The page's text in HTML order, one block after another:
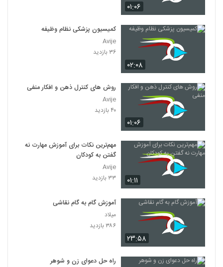
۰۱:۰۶
۰۲:۰۸
کمیسیون پزشکی نظام وظیفه
Avije
۳۶ بازدید
۰۱:۰۶
روش های کنترل ذهن و افکار منفی
Avije
۴۰ بازدید
۰۱:۱۱
مهم‌ترین نکات برای آموزش مهارت نه
گفتن به کودکان
Avije
۳۳ بازدید
۲۳:۵۸
آموزش گام به گام نقاشی
میلاد
۳۸۶ بازدید
راه حل دعوای زن و شوهر